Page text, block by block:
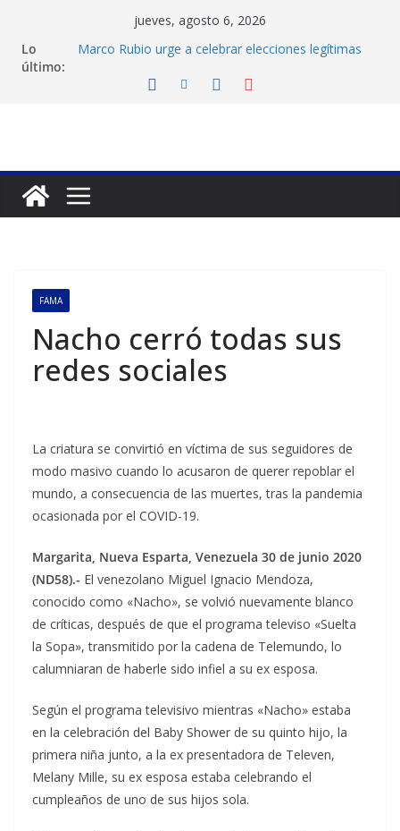
contenido
jueves, agosto 6, 2026
Lo
último:
Marco Rubio urge a celebrar elecciones legítimas
Liga FutVe: Rayo Zuliano busca redimirse en su
avalancha en Pakistán
Machado exige un cronograma electoral a la mesa
de diálogo
FAMA
Nacho cerró todas sus
redes sociales
La criatura se convirtió en víctima de sus seguidores de
modo masivo cuando lo acusaron de querer repoblar el
mundo, a consecuencia de las muertes, tras la pandemia
ocasionada por el COVID-19.
Margarita, Nueva Esparta, Venezuela 30 de junio 2020
(ND58).- El venezolano Miguel Ignacio Mendoza,
conocido como «Nacho», se volvió nuevamente blanco
de críticas, después de que el programa televiso «Suelta
la Sopa», transmitido por la cadena de Telemundo, lo
calumniaran de haberle sido infiel a su ex esposa.
Según el programa televisivo mientras «Nacho» estaba
en la celebración del Baby Shower de su quinto hijo, la
primera niña junto, a la ex presentadora de Televen,
Melany Mille, su ex esposa estaba celebrando el
cumpleaños de uno de sus hijos sola.